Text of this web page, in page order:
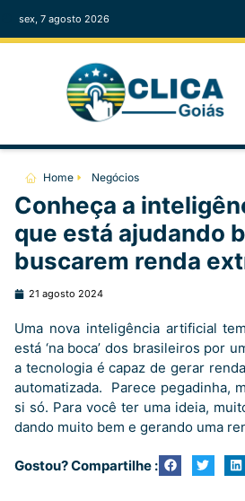
sex, 7 agosto 2026
Home Negócios
Conheça a
que está ajudando
buscarem renda
21 agosto 2024
Uma nova inteligência artificial
está ‘na boca’ dos brasileiros por
a tecnologia é capaz de gerar
automatizada. Parece pegadinha,
si só. Para você ter uma ideia,
dando muito bem e gerando uma
Gostou? Compartilhe :